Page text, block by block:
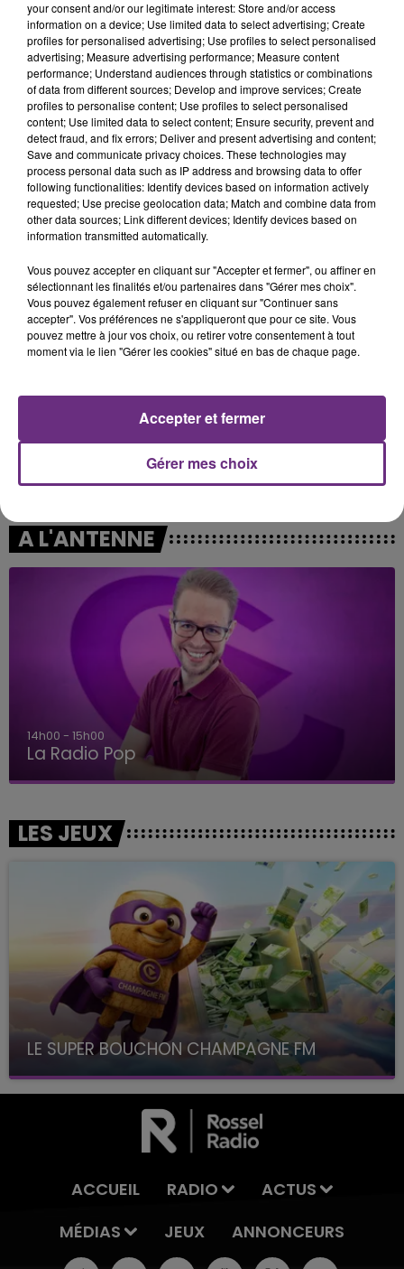
1h34
1h34
GIMS
Soleil
1h29
1h29
LADY GAGA
1h26
1h26 1h23
1h23
IMAGINE DRAGONS
A L'ANTENNE
14h00 - 15h00
La Radio Pop
LES JEUX
LE SUPER BOUCHON CHAMPAGNE FM
avec La Famille Champagne FM, à 8H10
ACCUEIL RADIO
ACTUS
MÉDIAS
JEUX ANNONCEURS
your consent and/or our legitimate interest: Store and/or access
information on a device; Use limited data to select advertising; Create
profiles for personalised advertising; Use profiles to select personalised
advertising; Measure advertising performance; Measure content
performance; Understand audiences through statistics or combinations
of data from different sources; Develop and improve services; Create
profiles to personalise content; Use profiles to select personalised
content; Use limited data to select content; Ensure security, prevent and
detect fraud, and fix errors; Deliver and present advertising and content;
Save and communicate privacy choices. These technologies may
process personal data such as IP address and browsing data to offer
following functionalities: Identify devices based on information actively
requested; Use precise geolocation data; Match and combine data from
other data sources; Link different devices; Identify devices based on
information transmitted automatically.
Vous pouvez accepter en cliquant sur "Accepter et fermer", ou affiner en
sélectionnant les finalités et/ou partenaires dans "Gérer mes choix".
Vous pouvez également refuser en cliquant sur "Continuer sans
accepter". Vos préférences ne s'appliqueront que pour ce site. Vous
pouvez mettre à jour vos choix, ou retirer votre consentement à tout
moment via le lien "Gérer les cookies" situé en bas de chaque page.
Gérer mes choix
Accepter et fermer